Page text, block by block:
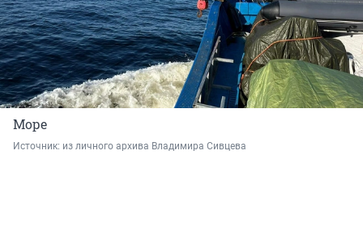
Море
Источник: из личного архива Владимира Сивцева